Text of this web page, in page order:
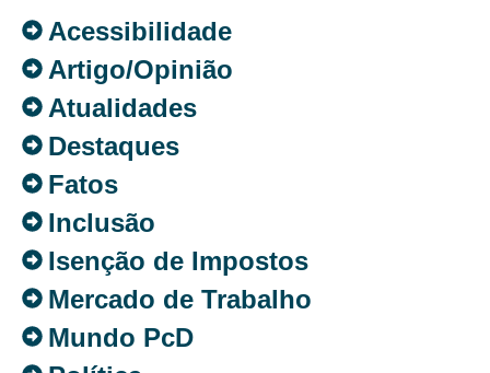
Acessibilidade
Artigo/Opinião
Atualidades
Destaques
Fatos
Inclusão
Isenção de Impostos
Mercado de Trabalho
Mundo PcD